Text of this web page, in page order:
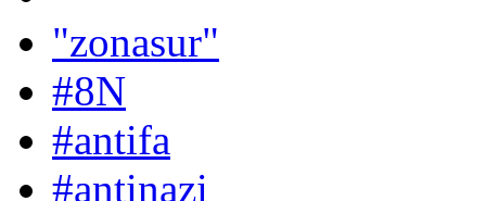
"zonasur"
#8N
#antifa
#antinazi